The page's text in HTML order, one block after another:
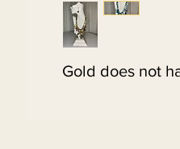
Gold does not